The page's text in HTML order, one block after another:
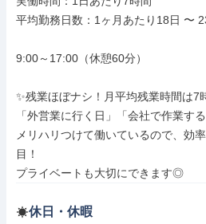
平均勤務日数：1ヶ月あたり18日 〜
9:00～17:00（休憩60分）
✨残業ほぼナシ！月平均残業時間は7
「外営業に行く日」「会社で作業す
メリハリつけて働いているので、効
目！
プライベートも大切にできます◎
休日・休暇